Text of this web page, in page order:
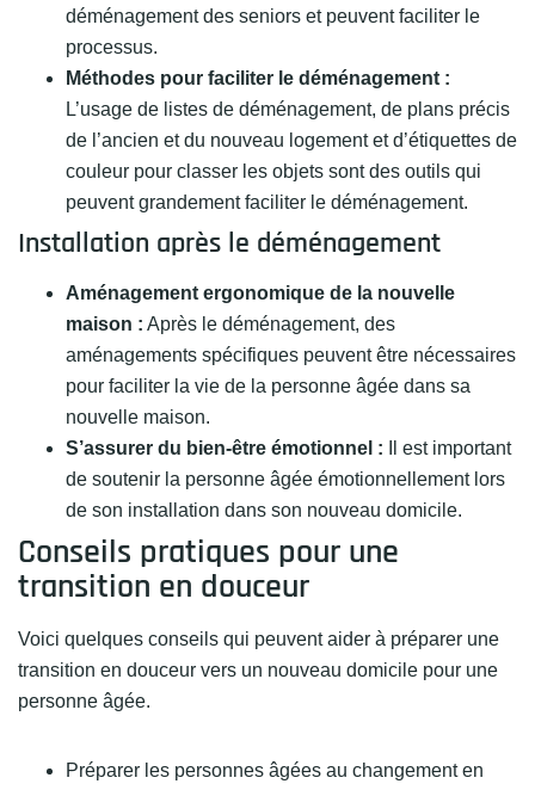
déménagement des seniors et peuvent faciliter le
processus.
Méthodes pour faciliter le déménagement :
L’usage de listes de déménagement, de plans précis
de l’ancien et du nouveau logement et d’étiquettes de
couleur pour classer les objets sont des outils qui
peuvent grandement faciliter le déménagement.
Installation après le déménagement
Aménagement ergonomique de la nouvelle
maison : Après le déménagement, des
aménagements spécifiques peuvent être nécessaires
pour faciliter la vie de la personne âgée dans sa
nouvelle maison.
S’assurer du bien-être émotionnel : Il est important
de soutenir la personne âgée émotionnellement lors
de son installation dans son nouveau domicile.
Conseils pratiques pour une
transition en douceur
Voici quelques conseils qui peuvent aider à préparer une
transition en douceur vers un nouveau domicile pour une
personne âgée.
Préparer les personnes âgées au changement en